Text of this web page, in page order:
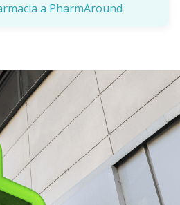
a PharmAround